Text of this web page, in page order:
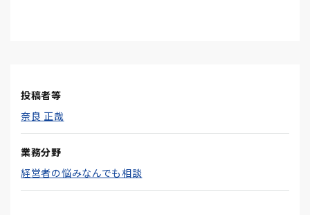
投稿者等
奈良 正哉
業務分野
経営者の悩みなんでも相談